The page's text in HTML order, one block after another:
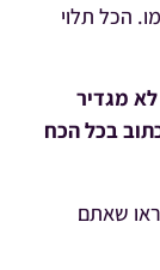
הכל תלוי
לא מגדיר
בכל הכח
שאתם